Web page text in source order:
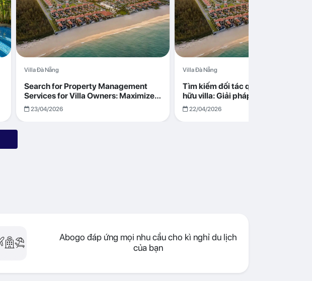
Villa Đà Nẵng
Search for Property Management
Services for Villa Owners: Maximize
Returns with Abogo in Da Nang
23/04/2026
Villa Đà Nẵng
Tìm kiếm đối tác quản lý cho chủ sở
hữu villa: Giải pháp tối ưu lợi nhuận
cùng Abogo tại Đà Nẵng
22/04/2026
Abogo đáp ứng mọi nhu cầu cho kì nghỉ du lịch
của bạn